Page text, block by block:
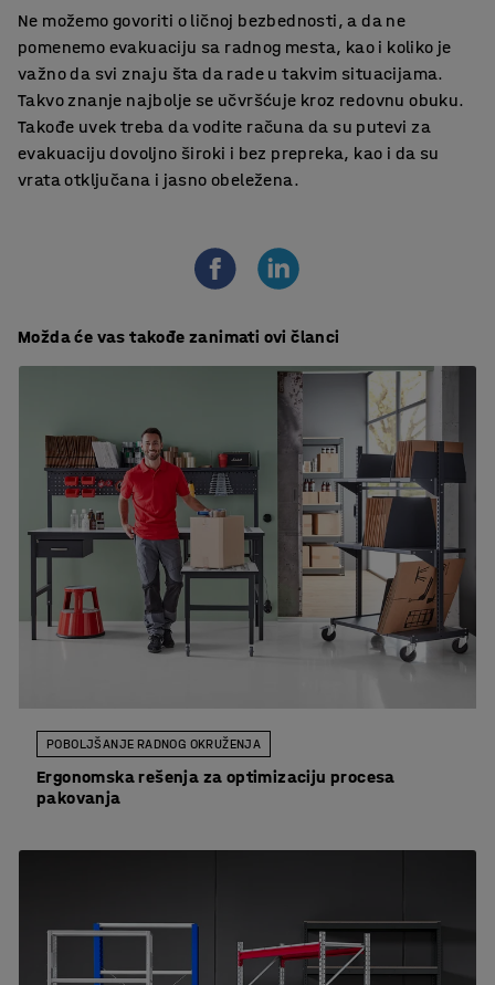
Ne možemo govoriti o ličnoj bezbednosti, a da ne
pomenemo evakuaciju sa radnog mesta, kao i koliko je
važno da svi znaju šta da rade u takvim situacijama.
Takvo znanje najbolje se učvršćuje kroz redovnu obuku.
Takođe uvek treba da vodite računa da su putevi za
evakuaciju dovoljno široki i bez prepreka, kao i da su
vrata otključana i jasno obeležena.
Možda će vas takođe zanimati ovi članci
POBOLJŠANJE RADNOG OKRUŽENJA
Ergonomska rešenja za optimizaciju procesa
pakovanja